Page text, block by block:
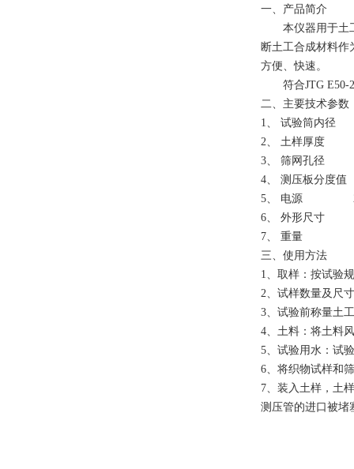
一、 产品简介
本仪器用于土
断土工合成材料作
方便、快速。
符合JTG
二、 主要技术参数
1、 试验筒内
2、 土样厚
3、 筛网孔
4、 测压板分度值
5、 电源
6、 外形尺寸
7、 重量
三、使用方法
1、取样：按试验
2、试样数量及尺
3、试验前称量土
4、土料：将土料
5、试验用水：试
6、将织物试样和
7、装入土样，土
测压管的进口被堵